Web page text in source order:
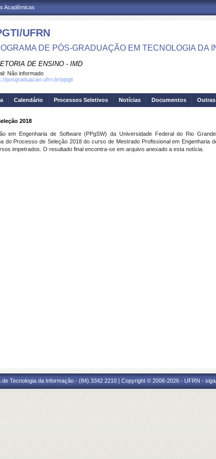
Acadêmicas
UFRN
DE PÓS-GRADUAÇÃO EM TECNOLOGIA DA
DE ENSINO - IMD
Não informado
posgraduacao.ufrn.br/ppgti
Calendário Processos Seletivos Notícias Documentos
2018
em Engenharia de Software (PPgSW) da Universidade Federal do Rio
do Processo de Seleção 2018 do curso de Mestrado Profissional em Engenharia
impetrados. O resultado final encontra-se em arquivo anexado a esta notícia.
de Tecnologia da Informação - (84) 3342 2210 | Copyright © 2006-2026 - UFRN -